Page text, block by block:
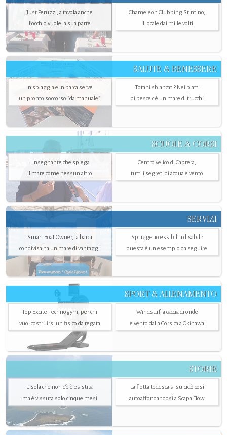
Just Peruzzi, a tavola anche
l’occhio vuole la sua parte
Chameleon Clubbing Stintino,
il locale dai mille volti
SALUTE & BENESSERE
In spiaggia e in barca serve
un pronto soccorso "da manuale"
Totani sbiancati? Nei piatti
di pesce c'è un mare di trucchi
SCUOLE & CORSI
L'insegnante che spiega
il mare come nessun altro
Centro velico di Caprera,
tutti i segreti di acqua e vento
SERVIZI
Smart Boat Owner, la barca
condivisa ha un mare di vantaggi
Spiagge accessibili a disabili:
questa è un esempio da seguire
SPORT & ALLENAMENTO
Top Excite Technogym, per chi
vuol costruirsi un fisico da regata
Windsurf, a caccia di onde
e vento dalla Corsica a Okinawa
STORIE
L’isola che non c'è è esistita
ma è vissuta solo cinque mesi
La flotta tedesca si suicidò così
autoaffondandosi a Scapa Flow